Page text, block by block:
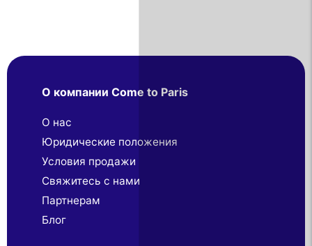
О компании Come to Paris
О нас
Юридические положения
Условия продажи
Свяжитесь с нами
Партнерaм
Блог